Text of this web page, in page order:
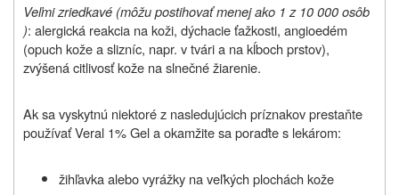
Veľmi zriedkavé (môžu postihovať menej ako 1 z 10 000 osôb
): alergická reakcia na koži, dýchacie ťažkosti, angioedém
(opuch kože a slizníc, napr. v tvári a nakĺboch prstov),
zvýšená citlivosť kože na slnečné žiarenie.
Ak sa vyskytnú niektoré z nasledujúcich príznakov prestaňte
používať Veral 1% Gel a okamžite sa poraďte s lekárom:
žihľavka alebo vyrážky na veľkých plochách kože